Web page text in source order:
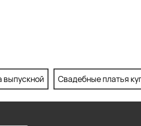
выпускной Свадебные платья